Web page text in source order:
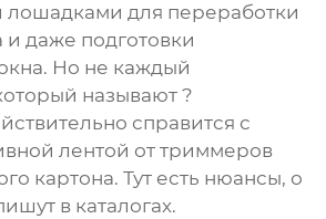
лошадками для переработки
и даже подготовки
Но не каждый
называют ?
справится с
лентой от триммеров
картона. Тут есть нюансы, о
в каталогах.